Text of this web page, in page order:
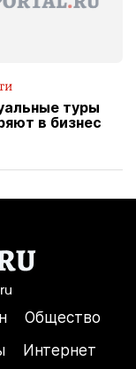
туры
в бизнес
Общество
Интернет